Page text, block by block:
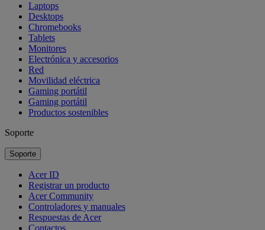
Laptops
Desktops
Chromebooks
Tablets
Monitores
Electrónica y accesorios
Red
Movilidad eléctrica
Gaming portátil
Gaming portátil
Productos sostenibles
Soporte
Soporte
Acer ID
Registrar un producto
Acer Community
Controladores y manuales
Respuestas de Acer